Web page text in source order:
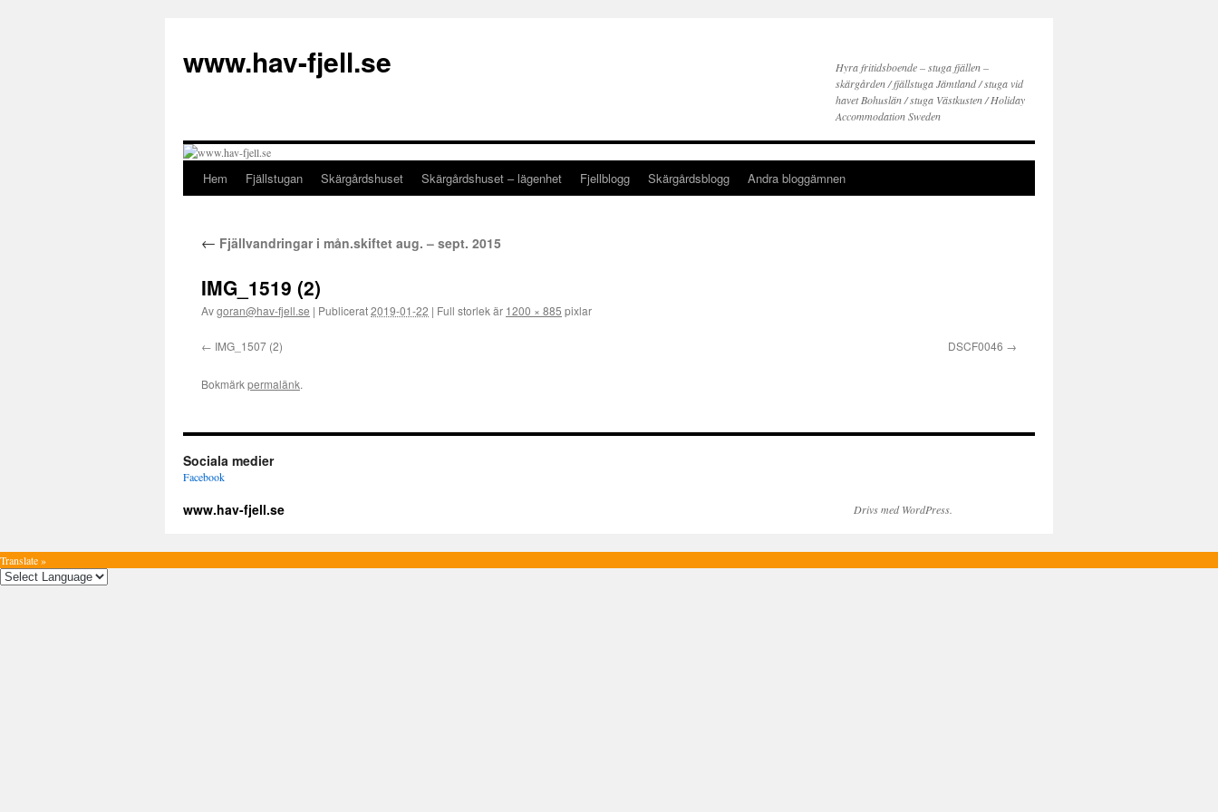
innehåll
www.hav-fjell.se
Hyra fritidsboende – stuga fjällen –
skärgården / fjällstuga Jämtland / stuga vid
havet Bohuslän / stuga Västkusten / Holiday
Accommodation Sweden
Hem Fjällstugan Skärgårdshuset Skärgårdshuset – lägenhet Fjellblogg Skärgårdsblogg Andra bloggämnen
← Fjällvandringar i mån.skiftet aug. – sept. 2015
IMG_1519 (2)
Avgoran@hav-fjell.se | Publicerat2019-01-22 | Full storlek är 1200 × 885 pixlar
IMG_1507 (2) DSCF0046
Bokmärkpermalänk.
Sociala medier
Facebook
www.hav-fjell.se Drivs med WordPress.
Translate »